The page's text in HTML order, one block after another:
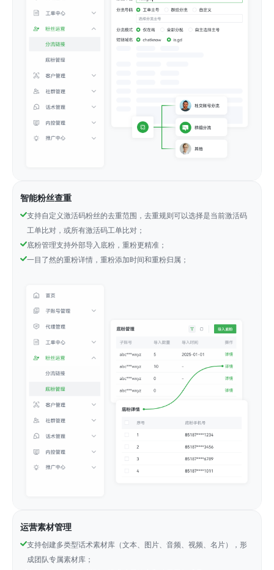
智能粉丝查重
支持自定义激活码粉丝的去重范围，去重规则可以选择是当前激活码
工单比对，或所有激活码工单比对；
底粉管理支持外部导入底粉，重粉更精准；
一目了然的重粉详情，重粉添加时间和重粉归属；
运营素材管理
支持创建多类型话术素材库（文本、图片、音频、视频、名片），形
成团队专属素材库；